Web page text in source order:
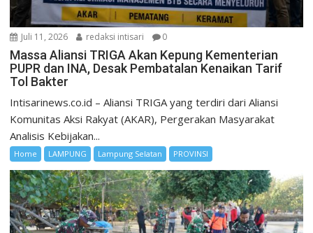
Juli 11, 2026 redaksi intisari 0
Massa Aliansi TRIGA Akan Kepung Kementerian
PUPR dan INA, Desak Pembatalan Kenaikan Tarif
Tol Bakter
Intisarinews.co.id – Aliansi TRIGA yang terdiri dari Aliansi
Komunitas Aksi Rakyat (AKAR), Pergerakan Masyarakat
Analisis Kebijakan...
Home LAMPUNG Lampung Selatan PROVINSI